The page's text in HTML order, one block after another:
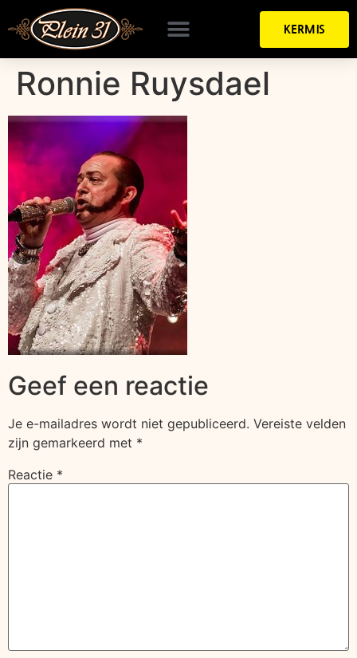
KERMIS
Ronnie Ruysdael​
Geef een reactie
Je e-mailadres wordt niet gepubliceerd. Vereiste velden
zijn gemarkeerd met *
Reactie *